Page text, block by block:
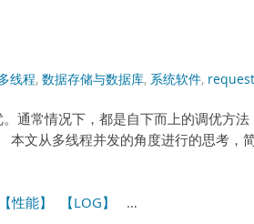
线程, 数据存储与数据库, 系统软件, request
通常情况下，都是自下而上的调优方法
本文从多线程并发的角度进行的思考，
【性能】 【LOG】
…